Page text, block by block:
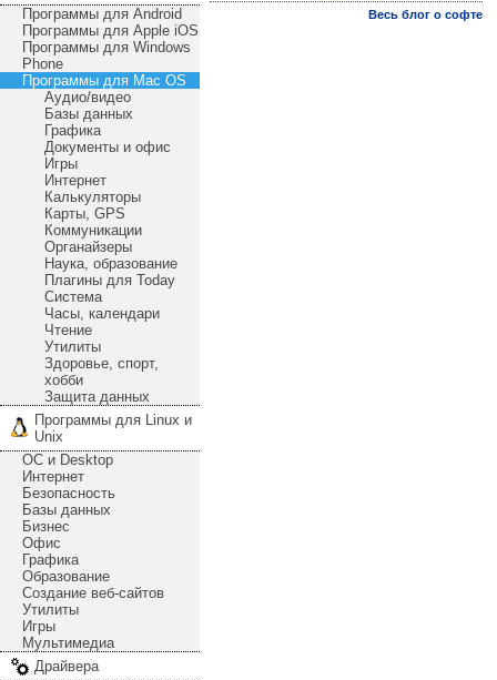
Программы для Android
Программы для Apple iOS
Программы для Windows
Phone
Программы для Mac OS
Аудио/видео
Базы данных
Графика
Документы и офис
Игры
Интернет
Калькуляторы
Карты, GPS
Коммуникации
Органайзеры
Наука, образование
Плагины для Today
Система
Часы, календари
Чтение
Утилиты
Здоровье, спорт,
хобби
Защита данных
Программы для Linux и
Unix
ОС и Desktop
Интернет
Безопасность
Базы данных
Бизнес
Офис
Графика
Образование
Создание веб-сайтов
Утилиты
Игры
Мультимедиа
Драйвера
Весь блог о софте